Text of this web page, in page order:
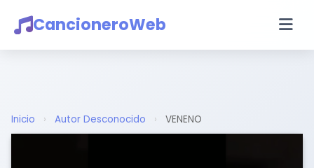
CancioneroWeb
Inicio › Autor Desconocido › VENENO